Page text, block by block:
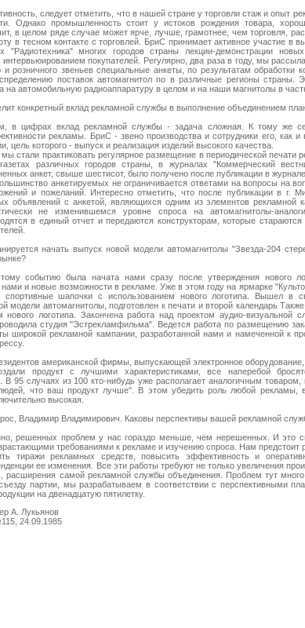
следует отметить, что в нашей стране у торговли стаж и опыт
Однако промышленность стоит у истоков рождения товара,
в целом ряде случае может ярче, лучше, грамотнее, чем торговля,
в тесном контакте с торговлей. БриС принимает активное участие в
"Радиотехника" многих городов страны лекции-демонстрации
интервьюированием покупателей. Регулярно, два раза в году, мы
и розничного звеньев специальные анкеты, по результатам обработки
поставок автомагнитол по в различные регионы
на автомобильную радиоаппаратуру в целом и на наши магнитолы в
конкретный вклад рекламной службы в выполнение объединением
в цифрах вклад рекламной службы - задача сложная. К тому же
рекламы. БриС - звено производства и сотрудники его, как и
цель которого - выпуск и реализация изделий высокого качества.
стали практиковать регулярное размещение в периодической печати
различных городов страны, в журналах "Коммерческий
анкет, свыше шестисот, было получено после публикации в
анкетируемых не ограничивается ответами на вопросы на
и пожеланий. Интересно отметить, что после публикации в г.
объявлений с анкетой, являющихся одним из элементов рекламной
не изменившемся уровне спроса на автомагнитолы-
в единый отчет и передаются конструкторам, которые
начать выпуск новой модели автомагнитолы "Звезда-204
событию была начата нами сразу после утверждения нового
нами и новые возможности в рекламе. Уже в этом году на ярмарке
спортивные шапочки с использованием нового логотипа. Вышел в
модели автомагнитолы, подготовлен к печати и второй календарь
нового логотипа. Закончена работа над проектом аудио-визуальной
студия "Эстрекламфильма". Ведется работа по размещению
широкой рекламной кампании, разработанной нами и намеченной к
американской фирмы, выпускающей электронное оборудование,
продукт с лучшими характеристиками, все наперебой
В 95 случаях из 100 кто-нибудь уже располагает аналогичным
что ваш продукт лучше". В этом убедить роль любой рекламы,
высокая.
Владимир Владимирович. Каковы перспективы вашей рекламной
решенных проблем у нас гораздо меньше, чем нерешенных. И это
требованиями к рекламе и изучению спроса. Нам предстоит
тиражи рекламных средств, повысить эффективность и
ее изменения. Все эти работы требуют не только увеличения
расширения самой рекламной службы объединения. Проблем тут
партии, мы разрабатываем в соответствии с перспективными
на двенадцатую пятилетку.
А. Лукьянов
24.09.1985